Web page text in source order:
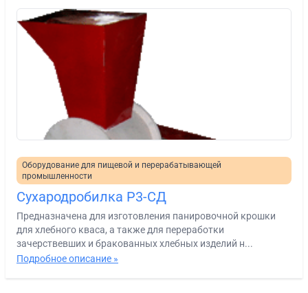
Оборудование для пищевой и перерабатывающей
промышленности
Сухародробилка Р3-СД
Предназначена для изготовления панировочной крошки
для хлебного кваса, а также для переработки
зачерствевших и бракованных хлебных изделий н...
Подробное описание »